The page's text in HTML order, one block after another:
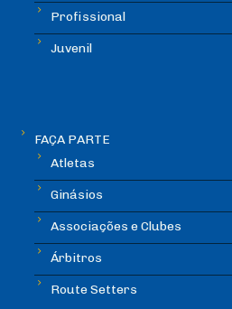
Profissional
Juvenil
FAÇA PARTE
Atletas
Ginásios
Associações e Clubes
Árbitros
Route Setters